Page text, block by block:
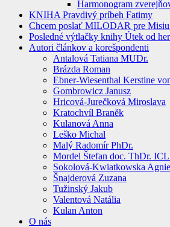
Harmonogram
KNIHA Pravdivý príbeh Fatimy
Chcem poslať MILODAR pre Misiu
Posledné výtlačky knihy Útek od
Autori článkov a korešpondenti
Antalová Tatiana MUDr.
Brázda Roman
Ebner-Wiesenthal Kerstine
Gombrowicz Janusz
Hricová-Jurečková Miroslava
Kratochvíl Braněk
Kulanová Anna
Leško Michal
Malý Radomír PhDr.
Mordel Štefan doc. ThDr.
Sokolová-Kwiatkowska
Šnajderová Zuzana
Tužinský Jakub
Valentová Natália
Kulan Anton
O nás